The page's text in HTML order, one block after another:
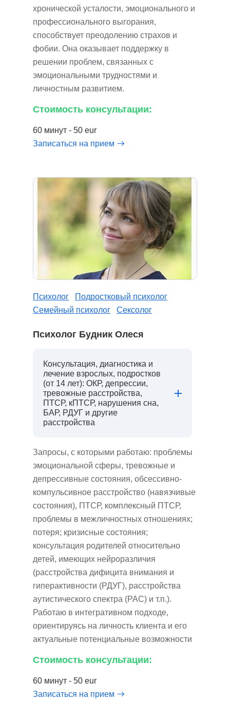
хронической усталости, эмоционального и
профессионального выгорания,
способствует преодолению страхов и
фобии. Она оказывает поддержку в
решении проблем, связанных с
эмоциональными трудностями и
личностным развитием.
Стоимость консультации:
60 минут - 50 eur
Записаться на прием
Психолог
Подростковый психолог
Семейный психолог
Сексолог
Психолог Будник Олеся
Консультация, диагностика и
лечение взрослых, подростков
(от 14 лет): ОКР, депрессии,
тревожные расстройства,
ПТСР, кПТСР, нарушения сна,
БАР, РДУГ и другие
расстройства
Запросы, с которыми работаю: проблемы
эмоциональной сферы, тревожные и
депрессивные состояния, обсессивно-
компульсивное расстройство (навязчивые
состояния), ПТСР, комплексный ПТСР,
проблемы в межличностных отношениях;
потеря; кризисные состояния;
консультация родителей относительно
детей, имеющих нейроразличия
(расстройства дифицита внимания и
гиперактивности (РДУГ), расстройства
аутистического спектра (РАС) и т.п.).
Работаю в интегративном подходе,
ориентируясь на личность клиента и его
актуальные потенциальные возможности
Стоимость консультации:
60 минут - 50 eur
Записаться на прием